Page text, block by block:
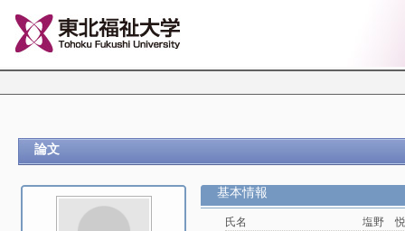
論文
基本情報
氏名
塩野